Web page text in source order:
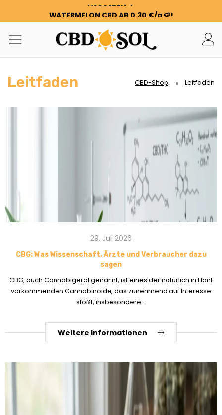
WATERMELON CBD AB 0,30 €/g 🍉!
DOPPELTE BESTELLUNGEN ✨
100 G BLUMEN ODER HARZ GRATIS PRO 100 €, DIE SIE
AUSGEBEN ❤️
WATERMELON CBD AB 0,30 €/g 🍉!
100 G BLUMEN ODER HARZ GRATIS PRO 100 €, DIE SIE
Leitfaden CBD-Shop Leitfaden
29. Juli 2026
CBG: Was Wissenschaft, Ärzte und Verbraucher dazu
sagen
CBG, auch Cannabigerol genannt, ist eines der natürlich in Hanf
vorkommenden Cannabinoide, das zunehmend auf Interesse
stößt, insbesondere...
Weitere Informationen